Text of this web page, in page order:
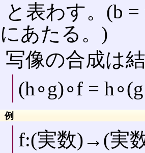
と表わす。(b
にあたる。)
写像の合成は
(h∘g)∘f =
例
f:(実数)→(実